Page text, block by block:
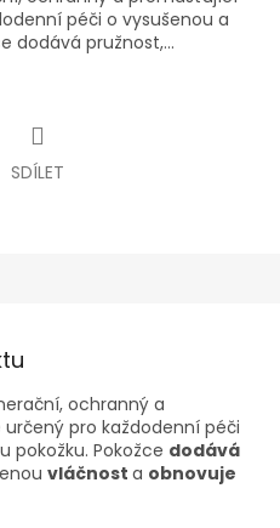
péči o vysušenou a
dodává pružnost,…
SDÍLET
ochranný a
pro každodenní péči
pokožku. Pokožce dodává
vláčnost a obnovuje